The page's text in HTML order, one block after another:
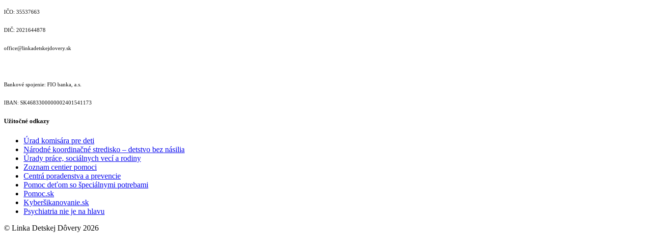
IČO: 35537663
DIČ: 2021644878
office@linkadetskejdovery.sk
Bankové spojenie: FIO banka, a.s.
IBAN: SK46833000000­02401541173
Užitočné odkazy
Úrad komisára pre deti
Národné koordinačné stredisko – detstvo bez násilia
Úrady práce, sociálnych vecí a rodiny
Zoznam centier pomoci
Centrá poradenstva a prevencie
Pomoc deťom so špeciálnymi potrebami
Pomoc.sk
Kyberšikanovanie.sk
Psychiatria nie je na hlavu
© Linka Detskej Dôvery 2026